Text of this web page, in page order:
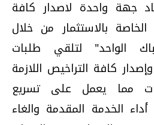
جهة واحدة لاصدار كافة
الخاصة بالاستثمار من خلال
الواحد" لتلقي طلبات
كافة التراخيص اللازمة
مما يعمل على تسريع
الخدمة المقدمة والغاء